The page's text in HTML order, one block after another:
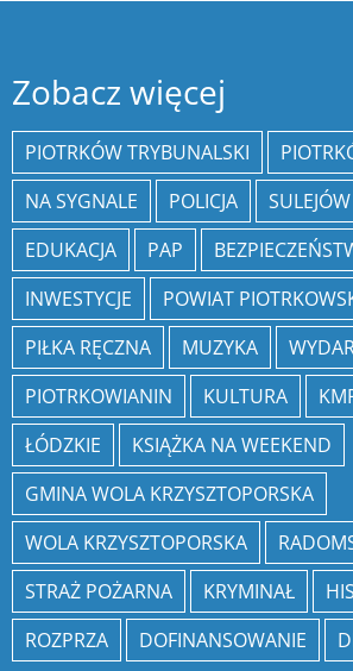
Zobacz więcej
PIOTRKÓW TRYBUNALSKI
NA SYGNALE
POLICJA SULEJÓW
EDUKACJA
PAP
INWESTYCJE
POWIAT
PIŁKA RĘCZNA
MUZYKA
PIOTRKOWIANIN
KULTURA
ŁÓDZKIE
KSIĄŻKA NA WEEKEND
GMINA WOLA KRZYSZTOPORSKA
WOLA KRZYSZTOPORSKA
STRAŻ POŻARNA
KRYMINAŁ
ROZPRZA
DOFINANSOWANIE